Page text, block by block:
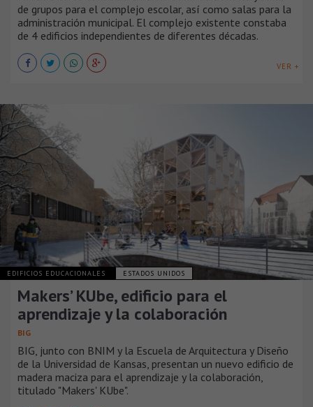
de grupos para el complejo escolar, así como salas para la
administración municipal. El complejo existente constaba
de 4 edificios independientes de diferentes décadas.
VER +
EDIFICIOS EDUCACIONALES ESTADOS UNIDOS
Makers’ KUbe, edificio para el
aprendizaje y la colaboración
BIG
BIG, junto con BNIM y la Escuela de Arquitectura y Diseño
de la Universidad de Kansas, presentan un nuevo edificio de
madera maciza para el aprendizaje y la colaboración,
titulado "Makers' KUbe".